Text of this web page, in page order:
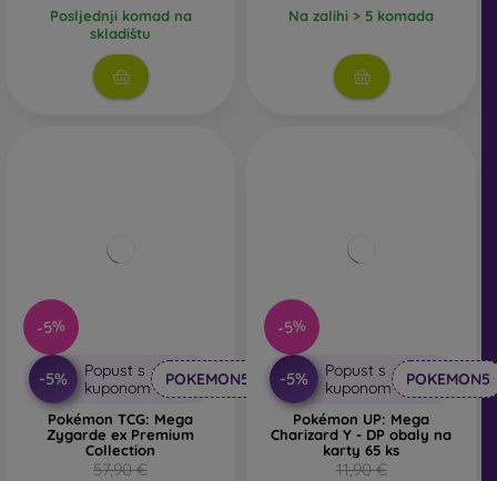
Posljednji komad na
skladištu
Na zalihi > 5 komada
-5%
-5%
Popust s
kuponom
POKEMON5
Pokémon TCG: Mega
Zygarde ex Premium
Collection
57,90 €
-5%
-5%
Popust s
kuponom
POKEMON5
Pokémon UP: Mega
Charizard Y - DP obaly na
karty 65 ks
11,90 €